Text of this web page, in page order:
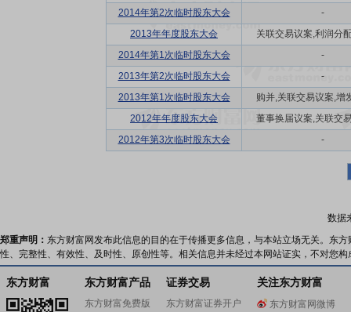
2014年第2次临时股东大会
-
2013年年度股东大会
关联交易议案,利润分
2014年第1次临时股东大会
-
2013年第2次临时股东大会
-
2013年第1次临时股东大会
购并,关联交易议案,增
2012年年度股东大会
董事换届议案,关联交
2012年第3次临时股东大会
-
数据
郑重声明： 东方财富网发布此信息的目的在于传播更多信息，与本站立场无关。东
性、完整性、有效性、及时性、原创性等。相关信息并未经过本网站证实，不对您
东方财富 东方财富产品
东方财富免费版
证券交易
东方财富证券开户
关注东方财富
东方财富网微博